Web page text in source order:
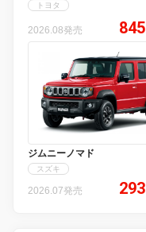
トヨタ
2026.08発売 845
ジムニーノマド
スズキ
2026.07発売 293